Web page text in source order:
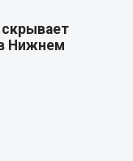
Нижнем